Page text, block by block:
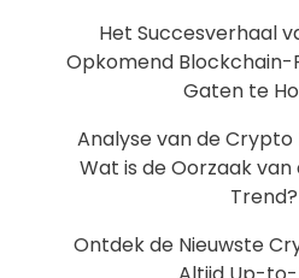
Het Succesverhaal
Opkomend
Gaten te
Analyse van de Crypto
Wat is de Oorzaak
Trend?
Ontdek de Nieuwste